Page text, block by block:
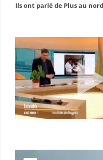
Ils ont parlé de Plus au nord